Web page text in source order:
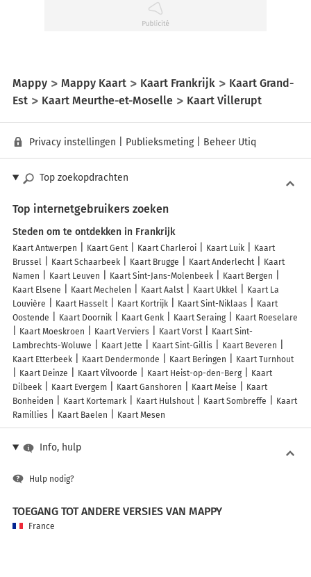
Mappy Mappy Kaart Kaart Frankrijk
Kaart Grand-
Est
Kaart Meurthe-et-Moselle Kaart Villerupt
Privacy instellingen Publieksmeting| Beheer Utiq
Top zoekopdrachten
Top internetgebruikers zoeken
Steden om te ontdekken in Frankrijk
Kaart Antwerpen Kaart Gent Kaart Charleroi Kaart Luik
Kaart
Brussel
Kaart Schaarbeek Kaart Brugge Kaart Anderlecht
Kaart
Namen
Kaart Leuven Kaart Sint-Jans-Molenbeek
Kaart Bergen
Kaart Elsene
Kaart Mechelen Kaart Aalst Kaart Ukkel
Kaart La
Louvière
Kaart Hasselt Kaart Kortrijk Kaart Sint-Niklaas
Kaart
Oostende
Kaart Doornik Kaart Genk Kaart Seraing
Kaart Roeselare
Kaart Moeskroen
Kaart Verviers Kaart Vorst
Kaart Sint-
Lambrechts-Woluwe
Kaart Jette Kaart Sint-Gillis
Kaart Beveren
Kaart Etterbeek
Kaart Dendermonde Kaart Beringen
Kaart Turnhout
Kaart Deinze
Kaart Vilvoorde Kaart Heist-op-den-Berg
Kaart
Dilbeek
Kaart Evergem Kaart Ganshoren Kaart Meise
Kaart
Bonheiden
Kaart Kortemark Kaart Hulshout Kaart Sombreffe
Kaart
Ramillies
Kaart Baelen Kaart Mesen
Info, hulp
Hulp nodig?
TOEGANG TOT ANDERE VERSIES VAN MAPPY
France